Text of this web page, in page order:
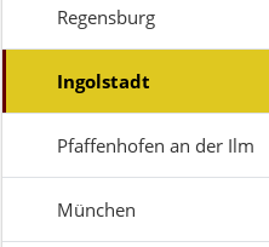
Regensburg
Ingolstadt
Pfaffenhofen an der Ilm
München